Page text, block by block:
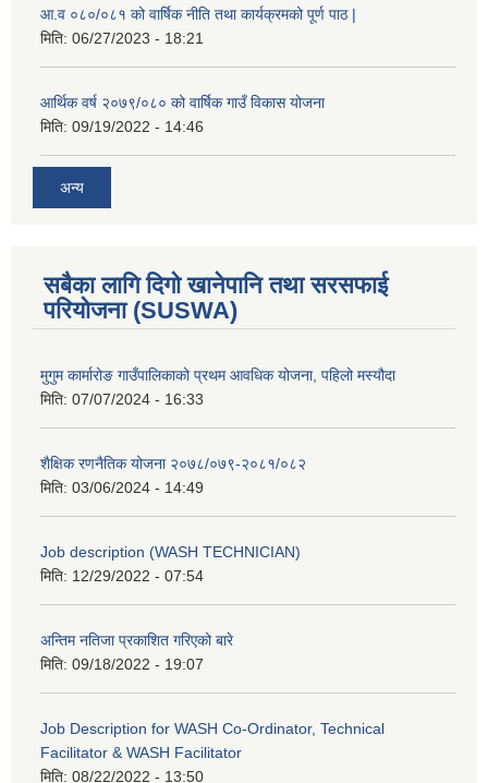
आ.व ०८०/०८१ को वार्षिक नीति तथा कार्यक्रमको पूर्ण पाठ |
मिति: 06/27/2023 - 18:21
आर्थिक वर्ष २०७९/०८० को वार्षिक गाउँ विकास योजना
मिति: 09/19/2022 - 14:46
अन्य
सबैका लागि दिगो खानेपानि तथा सरसफाई
परियोजना (SUSWA)
मुगुम कार्मारोङ गाउँपालिकाको प्रथम आवधिक योजना, पहिलो मस्यौदा
मिति: 07/07/2024 - 16:33
शैक्षिक रणनैतिक योजना २०७८/०७९-२०८१/०८२
मिति: 03/06/2024 - 14:49
Job description (WASH TECHNICIAN)
मिति: 12/29/2022 - 07:54
अन्तिम नतिजा प्रकाशित गरिएको बारे
मिति: 09/18/2022 - 19:07
Job Description for WASH Co-Ordinator, Technical
Facilitator & WASH Facilitator
मिति: 08/22/2022 - 13:50